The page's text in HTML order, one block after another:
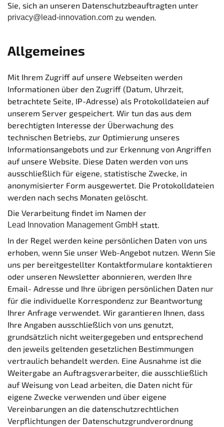
Sie, sich an unseren Datenschutzbeauftragten unter
privacy@lead-innovation.com zu wenden.
Allgemeines
Mit Ihrem Zugriff auf unsere Webseiten werden
Informationen über den Zugriff (Datum, Uhrzeit,
betrachtete Seite, IP-Adresse) als Protokolldateien auf
unserem Server gespeichert. Wir tun das aus dem
berechtigten Interesse der Überwachung des
technischen Betriebs, zur Optimierung unseres
Informationsangebots und zur Erkennung von Angriffen
auf unsere Website. Diese Daten werden von uns
ausschließlich für eigene, statistische Zwecke, in
anonymisierter Form ausgewertet. Die Protokolldateien
werden nach sechs Monaten gelöscht.
Die Verarbeitung findet im Namen der
Lead Innovation Management GmbH statt.
In der Regel werden keine persönlichen Daten von uns
erhoben, wenn Sie unser Web-Angebot nutzen. Wenn Sie
uns per bereitgestellter Kontaktformulare kontaktieren
oder unseren Newsletter abonnieren, werden Ihre
Email- Adresse und Ihre übrigen persönlichen Daten nur
für die individuelle Korrespondenz zur Beantwortung
Ihrer Anfrage verwendet. Wir garantieren Ihnen, dass
Ihre Angaben ausschließlich von uns genutzt,
grundsätzlich nicht weitergegeben und entsprechend
den jeweils geltenden gesetzlichen Bestimmungen
vertraulich behandelt werden. Eine Ausnahme ist die
Weitergabe an Auftragsverarbeiter, die ausschließlich
auf Weisung von Lead arbeiten, die Daten nicht für
eigene Zwecke verwenden und über eigene
Vereinbarungen an die datenschutzrechtlichen
Verpflichtungen der Datenschutzgrundverordnung